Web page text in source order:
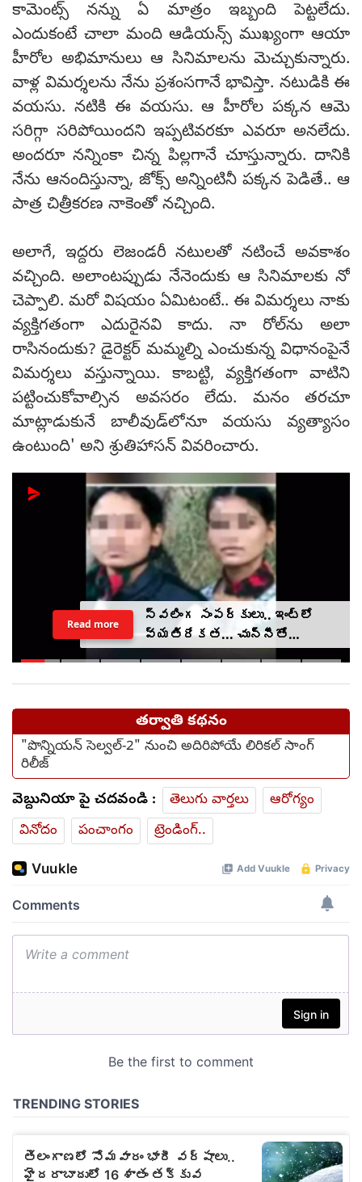
కామెంట్స్‌ నన్ను ఏ మాత్రం ఇబ్బంది పెట్టలేదు.
ఎందుకంటే చాలా మంది ఆడియన్స్‌ ముఖ్యంగా ఆయా
హీరోల అభిమానులు ఆ సినిమాలను మెచ్చుకున్నారు.
వాళ్ల విమర్శలను నేను ప్రశంసగానే భావిస్తా. నటుడికి ఈ
వయసు. నటికి ఈ వయసు. ఆ హీరోల పక్కన ఆమె
సరిగ్గా సరిపోయిందని ఇప్పటివరకూ ఎవరూ అనలేదు.
అందరూ నన్నింకా చిన్న పిల్లగానే చూస్తున్నారు. దానికి
నేను ఆనందిస్తున్నా, జోక్స్‌ అన్నింటినీ పక్కన పెడితే.. ఆ
పాత్ర చిత్రీకరణ నాకెంతో నచ్చింది.
అలాగే, ఇద్దరు లెజండరీ నటులతో నటించే అవకాశం
వచ్చింది. అలాంటప్పుడు నేనెందుకు ఆ సినిమాలకు నో
చెప్పాలి. మరో విషయం ఏమిటంటే.. ఈ విమర్శలు నాకు
వ్యక్తిగతంగా ఎదురైనవి కాదు. నా రోల్‌ను అలా
రాసినందుకు? డైరెక్టర్‌ మమ్మల్ని ఎంచుకున్న విధానంపైనే
విమర్శలు వస్తున్నాయి. కాబట్టి, వ్యక్తిగతంగా వాటిని
పట్టించుకోవాల్సిన అవసరం లేదు. మనం తరచూ
మాట్లాడుకునే బాలీవుడ్‌లోనూ వయసు వ్యత్యాసం
ఉంటుంది' అని శ్రుతిహాసన్‌ వివరించారు.
స్వలింగ సంపర్కులు.. ఇంట్లో
వ్యతిరేకత... చున్నీతో
ఉరేసుకుని ఆత్మహత్య
Read more
తర్వాతి కథనం
"పొన్నియన్ సెల్వల్-2" నుంచి అదిరిపోయే లిరికల్ సాంగ్
రిలీజ్
వెబ్దునియా పై చదవండి : తెలుగు వార్తలు
ఆరోగ్యం
వినోదం
పంచాంగం ట్రెండింగ్..